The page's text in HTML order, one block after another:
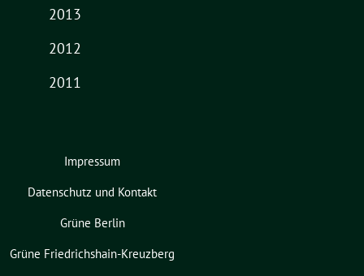
2013
2012
2011
Impressum
Datenschutz und Kontakt
Grüne Berlin
Grüne Friedrichshain-Kreuzberg